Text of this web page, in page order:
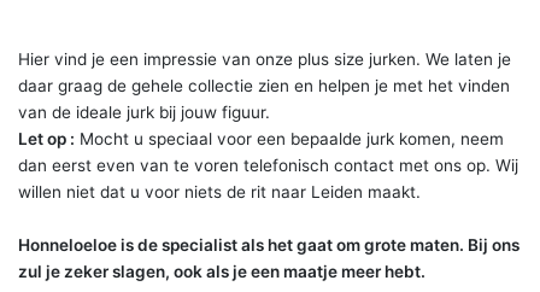
Hier vind je een impressie van onze plus size jurken. We laten je
daar graag de gehele collectie zien en helpen je met het vinden
van de ideale jurk bij jouw figuur.
Let op : Mocht u speciaal voor een bepaalde jurk komen, neem
dan eerst even van te voren telefonisch contact met ons op. Wij
willen niet dat u voor niets de rit naar Leiden maakt.
Honneloeloe is de specialist als het gaat om grote maten. Bij ons
zul je zeker slagen, ook als je een maatje meer hebt.